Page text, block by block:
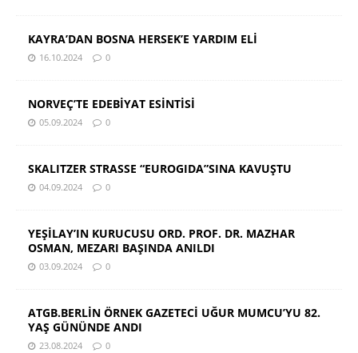
KAYRA’DAN BOSNA HERSEK’E YARDIM ELİ
16.10.2024 0
NORVEÇ’TE EDEBİYAT ESİNTİSİ
05.09.2024 0
SKALITZER STRASSE “EUROGIDA”SINA KAVUŞTU
04.09.2024 0
YEŞİLAY’IN KURUCUSU ORD. PROF. DR. MAZHAR
OSMAN, MEZARI BAŞINDA ANILDI
03.09.2024 0
ATGB.BERLİN ÖRNEK GAZETECİ UĞUR MUMCU’YU 82.
YAŞ GÜNÜNDE ANDI
23.08.2024 0